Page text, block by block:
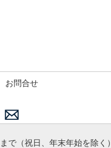
お問合せ
で （祝日、年末年始を除く）